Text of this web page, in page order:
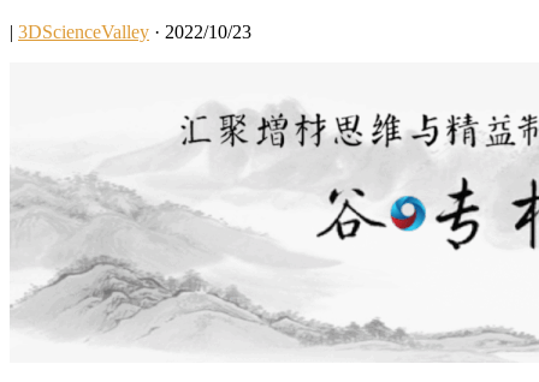
| 3DScienceValley · 2022/10/23